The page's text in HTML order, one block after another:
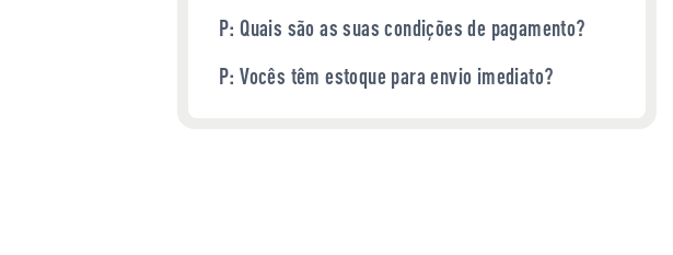
P: Quais são as suas condições de pagamento?
P: Vocês têm estoque para envio imediato?